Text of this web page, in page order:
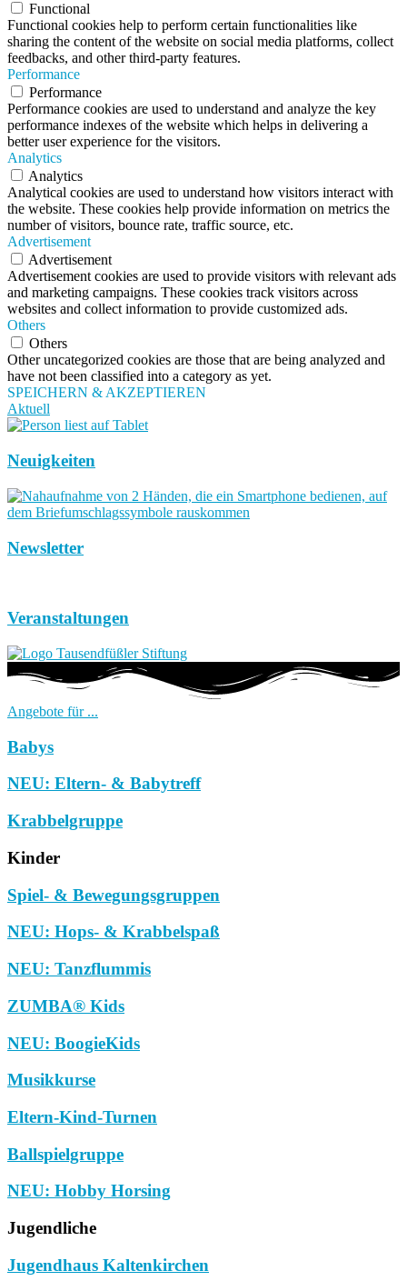
Functional
Functional cookies help to perform certain functionalities like
sharing the content of the website on social media platforms, collect
feedbacks, and other third-party features.
Performance
Performance
Performance cookies are used to understand and analyze the key
performance indexes of the website which helps in delivering a
better user experience for the visitors.
Analytics
Analytics
Analytical cookies are used to understand how visitors interact with
the website. These cookies help provide information on metrics the
number of visitors, bounce rate, traffic source, etc.
Advertisement
Advertisement
Advertisement cookies are used to provide visitors with relevant ads
and marketing campaigns. These cookies track visitors across
websites and collect information to provide customized ads.
Others
Others
Other uncategorized cookies are those that are being analyzed and
have not been classified into a category as yet.
SPEICHERN & AKZEPTIEREN
Aktuell
Neuigkeiten
Newsletter
Veranstaltungen
Angebote für ...
Babys
NEU: Eltern- & Babytreff
Krabbelgruppe
Kinder
Spiel- & Bewegungsgruppen
NEU: Hops- & Krabbelspaß
NEU: Tanzflummis
ZUMBA® Kids
NEU: BoogieKids
Musikkurse
Eltern-Kind-Turnen
Ballspielgruppe
NEU: Hobby Horsing
Jugendliche
Jugendhaus Kaltenkirchen